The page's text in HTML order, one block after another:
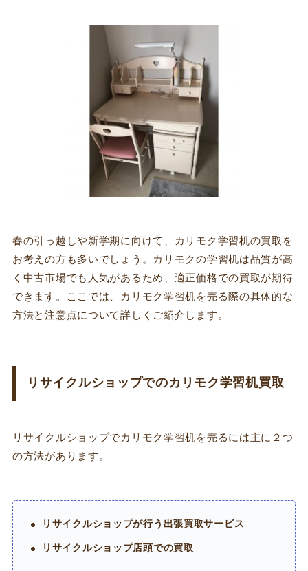
春の引っ越しや新学期に向けて、カリモク学習机の買取を
お考えの方も多いでしょう。カリモクの学習机は品質が高
く中古市場でも人気があるため、適正価格での買取が期待
できます。ここでは、カリモク学習机を売る際の具体的な
方法と注意点について詳しくご紹介します。
リサイクルショップでのカリモク学習机買取
リサイクルショップでカリモク学習机を売るには主に２つ
の方法があります。
リサイクルショップが行う出張買取サービス
リサイクルショップ店頭での買取